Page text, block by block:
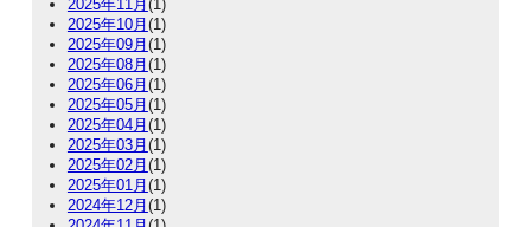
2025年11月 (1)
2025年10月 (1)
2025年09月 (1)
2025年08月 (1)
2025年06月 (1)
2025年05月 (1)
2025年04月 (1)
2025年03月 (1)
2025年02月 (1)
2025年01月 (1)
2024年12月 (1)